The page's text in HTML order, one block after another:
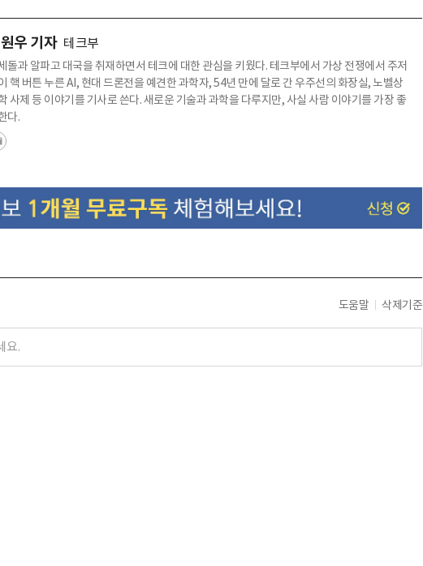
우 기자 테크부
돌과 알파고 대국을 취재하면서 테크에 대한 관심을 키웠다. 테크부에서 가상 전쟁에서 주저
핵 버튼 누른 AI, 현대 드론전을 예견한 과학자, 54년 만에 달로 간 우주선의 화장실, 노벨상
사제 등 이야기를 기사로 쓴다. 새로운 기술과 과학을 다루지만, 사실 사람 이야기를 가장 좋
다.
도움말 삭제기준